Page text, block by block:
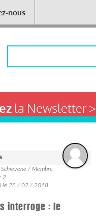
nous
la Newsletter >
/ Membre
2
le 28 / 02 / 2018
interroge : le